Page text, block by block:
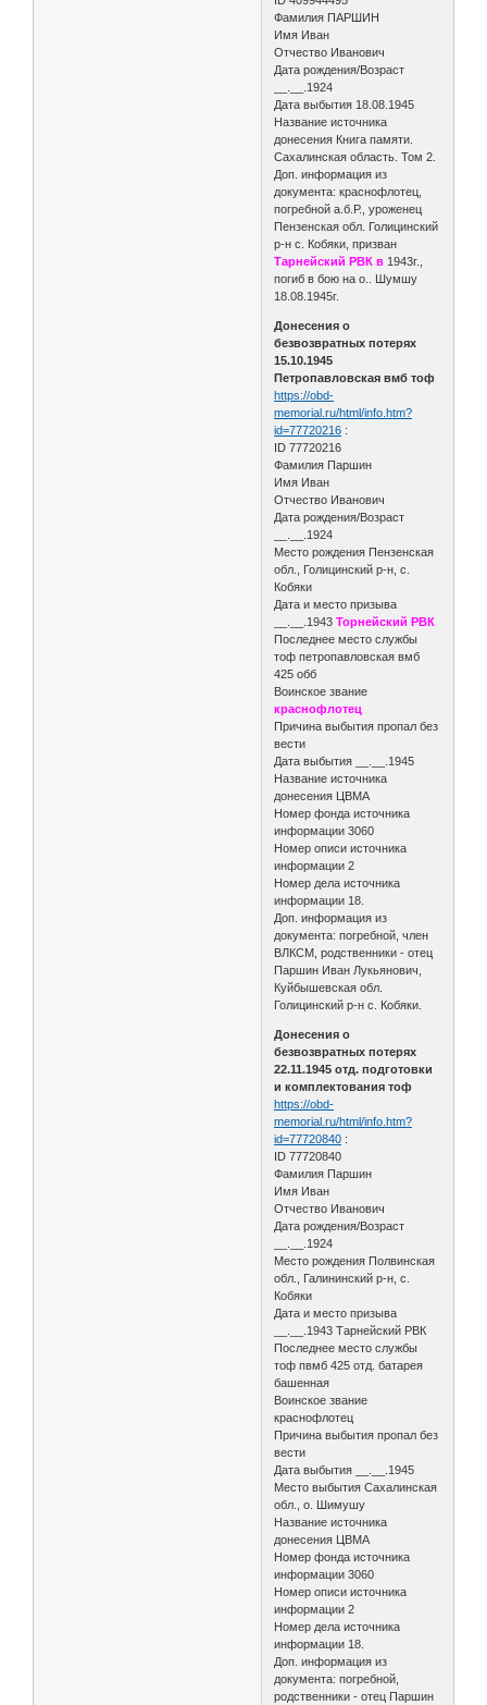
Фамилия ПАРШИН
Имя Иван
Отчество Иванович
Дата рождения/Возраст
__.__.1924
Дата выбытия 18.08.1945
Название источника
донесения Книга памяти.
Сахалинская область. Том 2.
Доп. информация из
документа: краснофлотец,
погребной а.б.Р., уроженец
Пензенская обл. Голицинский
р-н с. Кобяки, призван
Тарнейский РВК в 1943г.,
погиб в бою на о.. Шумшу
18.08.1945г.
Донесения о
безвозвратных потерях
15.10.1945
Петропавловская вмб тоф
https://obd-
memorial.ru/html/info.htm?
id=77720216 :
ID 77720216
Фамилия Паршин
Имя Иван
Отчество Иванович
Дата рождения/Возраст
__.__.1924
Место рождения Пензенская
обл., Голицинский р-н, с.
Кобяки
Дата и место призыва
__.__.1943 Торнейский РВК
Последнее место службы
тоф петропавловская вмб
425 обб
Воинское звание
краснофлотец
Причина выбытия пропал без
вести
Дата выбытия __.__.1945
Название источника
донесения ЦВМА
Номер фонда источника
информации 3060
Номер описи источника
информации 2
Номер дела источника
информации 18.
Доп. информация из
документа: погребной, член
ВЛКСМ, родственники - отец
Паршин Иван Лукьянович,
Куйбышевская обл.
Голицинский р-н с. Кобяки.
Донесения о
безвозвратных потерях
22.11.1945 отд. подготовки
и комплектования тоф
https://obd-
memorial.ru/html/info.htm?
id=77720840 :
ID 77720840
Фамилия Паршин
Имя Иван
Отчество Иванович
Дата рождения/Возраст
__.__.1924
Место рождения Полвинская
обл., Галининский р-н, с.
Кобяки
Дата и место призыва
__.__.1943 Тарнейский РВК
Последнее место службы
тоф пвмб 425 отд. батарея
башенная
Воинское звание
краснофлотец
Причина выбытия пропал без
вести
Дата выбытия __.__.1945
Место выбытия Сахалинская
обл., о. Шимушу
Название источника
донесения ЦВМА
Номер фонда источника
информации 3060
Номер описи источника
информации 2
Номер дела источника
информации 18.
Доп. информация из
документа: погребной,
родственники - отец Паршин